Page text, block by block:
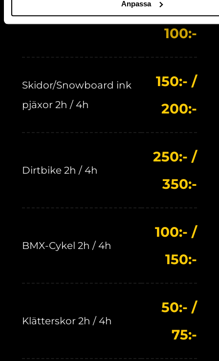
Anpassa
Inlines 2h / 4h
75:- /
100:-
Skidor/Snowboard ink
pjäxor 2h / 4h
150:- /
200:-
Dirtbike 2h / 4h
250:- /
350:-
BMX-Cykel 2h / 4h
100:- /
150:-
Klätterskor 2h / 4h
50:- /
75:-